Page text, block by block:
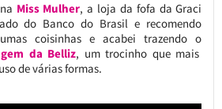
Miss Mulher, a loja da fofa da Graci
do Banco do Brasil e recomendo
coisinhas e acabei trazendo o
da Belliz, um trocinho que mais
de várias formas.